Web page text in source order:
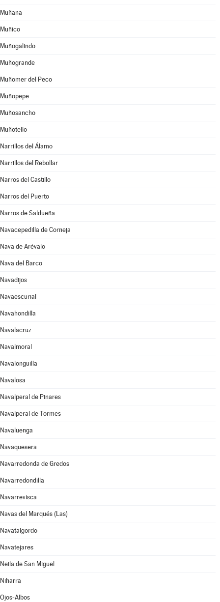
Muñana
Muñico
Muñogalindo
Muñogrande
Muñomer del Peco
Muñopepe
Muñosancho
Muñotello
Narrillos del Álamo
Narrillos del Rebollar
Narros del Castillo
Narros del Puerto
Narros de Saldueña
Navacepedilla de Corneja
Nava de Arévalo
Nava del Barco
Navadijos
Navaescurial
Navahondilla
Navalacruz
Navalmoral
Navalonguilla
Navalosa
Navalperal de Pinares
Navalperal de Tormes
Navaluenga
Navaquesera
Navarredonda de Gredos
Navarredondilla
Navarrevisca
Navas del Marqués (Las)
Navatalgordo
Navatejares
Neila de San Miguel
Niharra
Ojos-Albos